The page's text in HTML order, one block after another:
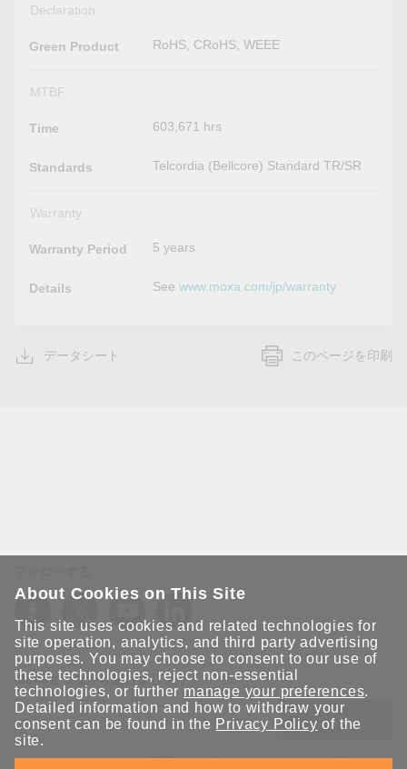
Declaration
Green Product RoHS, CRoHS, WEEE
MTBF
Time 603,671 hrs
Standards Telcordia (Bellcore) Standard TR/SR
Warranty
Warranty Period 5 years
Details Seewww.moxa.com/jp/warranty
データシート このページを印刷
Moxaとつながり続けましょう！
送信
Moxaソリューションの最新アップデートにサインアップしま
About Cookies on This Site
This site uses cookies and related technologies for
site operation, analytics, and third party advertising
purposes. You may choose to consent to our use of
these technologies, reject non-essential
technologies, or further manage your preferences.
Detailed information and how to withdraw your
consent can be found in the Privacy Policy of the
site.